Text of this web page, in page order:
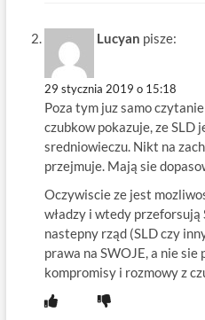
Lucyan pisze:
29 stycznia 2019 o 15:18
Poza tym juz samo
czubkow pokazuje, ze SLD
sredniowieczu. Nikt na
przejmuje. Mają sie
Oczywiscie ze jest
władzy i wtedy przeforsują
nastepny rząd (SLD czy
prawa na SWOJE, a nie
kompromisy i rozmowy z